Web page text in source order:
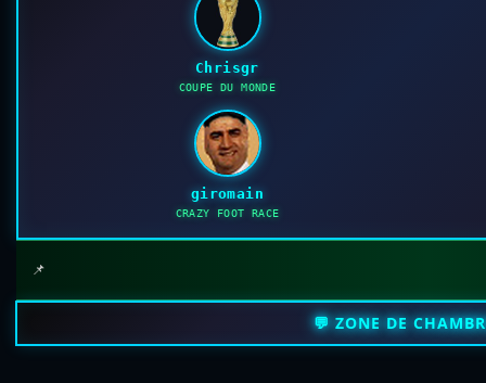
Chrisgr
COUPE DU MONDE
giromain
CRAZY FOOT RACE
📌
💬 ZONE DE